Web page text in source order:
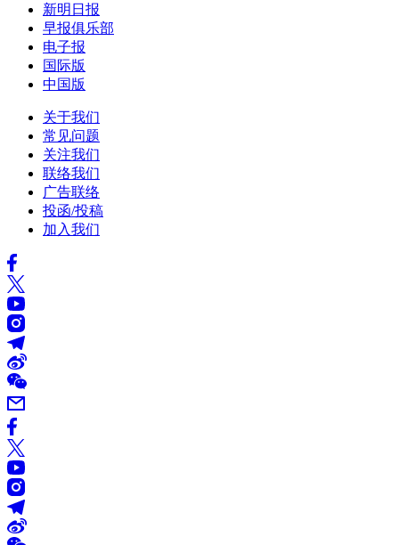
新明日报
早报俱乐部
电子报
国际版
中国版
关于我们
常见问题
关注我们
联络我们
广告联络
投函/投稿
加入我们